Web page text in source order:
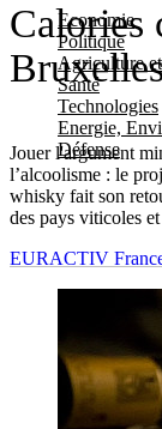
Economie
Politique
Agriculture
Santé
Technologies
Energie,
Défense
Calories
Jouer l'argument
l’alcoolisme : le
whisky fait son
des pays viticoles
EURACTIV